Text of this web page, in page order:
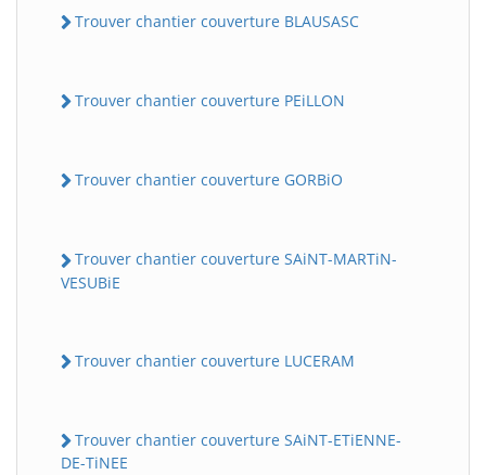
Trouver chantier couverture BLAUSASC
Trouver chantier couverture PEiLLON
Trouver chantier couverture GORBiO
Trouver chantier couverture SAiNT-MARTiN-
VESUBiE
Trouver chantier couverture LUCERAM
Trouver chantier couverture SAiNT-ETiENNE-
DE-TiNEE